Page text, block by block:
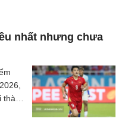
nhất nhưng chưa